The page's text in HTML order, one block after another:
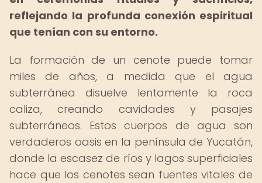
reflejando la profunda conexión espiritual
que tenían con su entorno.
La formación de un cenote puede tomar
miles de años, a medida que el agua
subterránea disuelve lentamente la roca
caliza, creando cavidades y pasajes
subterráneos. Estos cuerpos de agua son
verdaderos oasis en la península de Yucatán,
donde la escasez de ríos y lagos superficiales
hace que los cenotes sean fuentes vitales de